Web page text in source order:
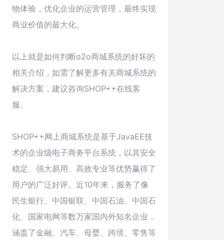
物体验，优化企业的运营管理，最终实现
商业价值的最大化。
以上就是如何判断o2o商城系统的好坏的
相关介绍，如需了解更多有关商城系统的
解决方案，建议咨询SHOP++在线客
服。
SHOP++网上商城系统是基于JavaEE技
术的企业级电子商务平台系统，以其安全
稳定、强大易用、高效专业等优势赢得了
用户的广泛好评。近10年来，服务了像
民生银行、中国银联、中国石油、中国石
化、国家电网等数万家国内外知名企业，
涵盖了金融、汽车、母婴、跨境、零售等